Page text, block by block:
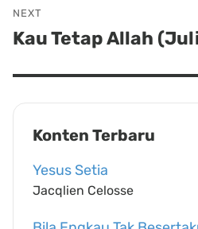
NEXT
Next
Kau Tetap Allah
Konten Terbaru
Yesus Setia
Jacqlien Celosse